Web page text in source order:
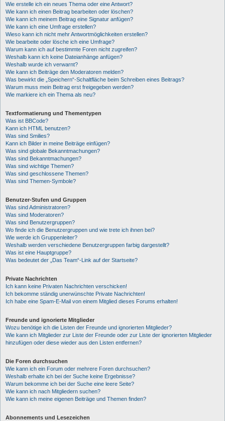
Wie erstelle ich ein neues Thema oder eine Antwort?
Wie kann ich einen Beitrag bearbeiten oder löschen?
Wie kann ich meinem Beitrag eine Signatur anfügen?
Wie kann ich eine Umfrage erstellen?
Wieso kann ich nicht mehr Antwortmöglichkeiten erstellen?
Wie bearbeite oder lösche ich eine Umfrage?
Warum kann ich auf bestimmte Foren nicht zugreifen?
Weshalb kann ich keine Dateianhänge anfügen?
Weshalb wurde ich verwarnt?
Wie kann ich Beiträge den Moderatoren melden?
Was bewirkt die „Speichern“-Schaltfläche beim Schreiben eines Beitrags?
Warum muss mein Beitrag erst freigegeben werden?
Wie markiere ich ein Thema als neu?
Textformatierung und Thementypen
Was ist BBCode?
Kann ich HTML benutzen?
Was sind Smilies?
Kann ich Bilder in meine Beiträge einfügen?
Was sind globale Bekanntmachungen?
Was sind Bekanntmachungen?
Was sind wichtige Themen?
Was sind geschlossene Themen?
Was sind Themen-Symbole?
Benutzer-Stufen und Gruppen
Was sind Administratoren?
Was sind Moderatoren?
Was sind Benutzergruppen?
Wo finde ich die Benutzergruppen und wie trete ich ihnen bei?
Wie werde ich Gruppenleiter?
Weshalb werden verschiedene Benutzergruppen farbig dargestellt?
Was ist eine Hauptgruppe?
Was bedeutet der „Das Team“-Link auf der Startseite?
Private Nachrichten
Ich kann keine Privaten Nachrichten verschicken!
Ich bekomme ständig unerwünschte Private Nachrichten!
Ich habe eine Spam-E-Mail von einem Mitglied dieses Forums erhalten!
Freunde und ignorierte Mitglieder
Wozu benötige ich die Listen der Freunde und ignorierten Mitglieder?
Wie kann ich Mitglieder zur Liste der Freunde oder zur Liste der ignorierten Mitglieder
hinzufügen oder diese wieder aus den Listen entfernen?
Die Foren durchsuchen
Wie kann ich ein Forum oder mehrere Foren durchsuchen?
Weshalb erhalte ich bei der Suche keine Ergebnisse?
Warum bekomme ich bei der Suche eine leere Seite?
Wie kann ich nach Mitgliedern suchen?
Wie kann ich meine eigenen Beiträge und Themen finden?
Abonnements und Lesezeichen